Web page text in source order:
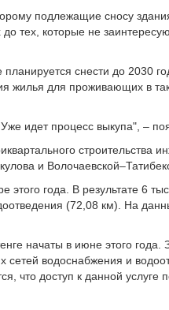
подлежащие сносу
тех, которые не
снести до 2030
жилья для проживающих в
идет процесс выкупа", –
строительства
и
года. В результате 6 тыс.
(72,08 км). На
начаты в июне этого года.
водоснабжения и
что доступ к данной услуге